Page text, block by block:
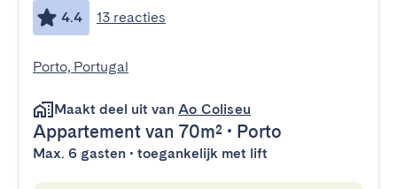
4.4 13 reacties
Porto, Portugal
Maakt deel uit van Ao Coliseu
Appartement van 70m² • Porto
Max. 6 gasten • toegankelijk met lift